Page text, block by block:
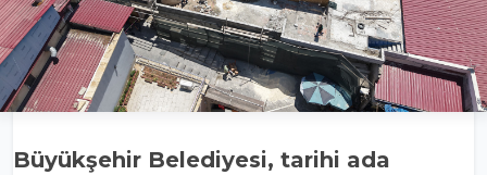
Büyükşehir Belediyesi, tarihi ada